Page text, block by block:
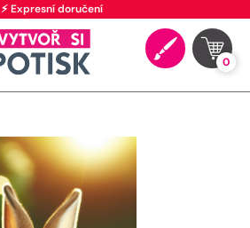
⚡ Expresní doručení
0